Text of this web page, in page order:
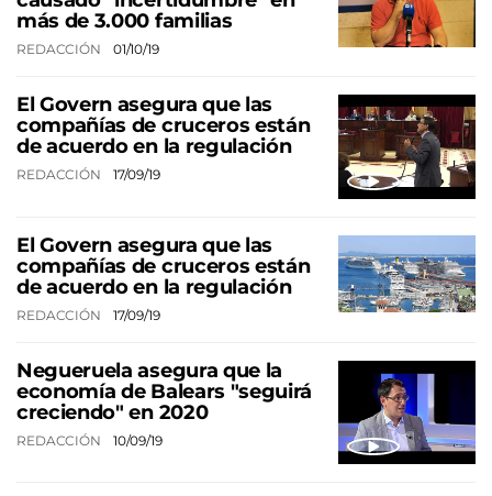
más de 3.000 familias
REDACCIÓN 01/10/19
El Govern asegura que las
compañías de cruceros están
de acuerdo en la regulación
REDACCIÓN 17/09/19
El Govern asegura que las
compañías de cruceros están
de acuerdo en la regulación
REDACCIÓN 17/09/19
Negueruela asegura que la
economía de Balears "seguirá
creciendo" en 2020
REDACCIÓN 10/09/19